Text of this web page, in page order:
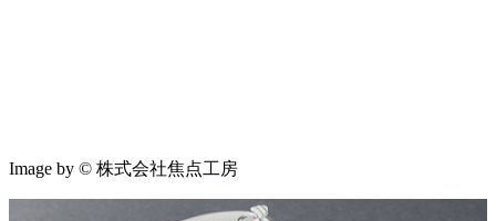
Image by © 株式会社焦点工房